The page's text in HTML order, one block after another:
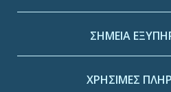
ΣΗΜΕΙΑ
ΧΡΗΣΙΜΕΣ